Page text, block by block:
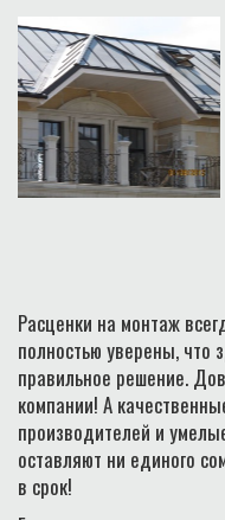
Расценки на монтаж
полностью уверены, что
правильное решение.
компании! А
производителей и
оставляют ни единого
в срок!